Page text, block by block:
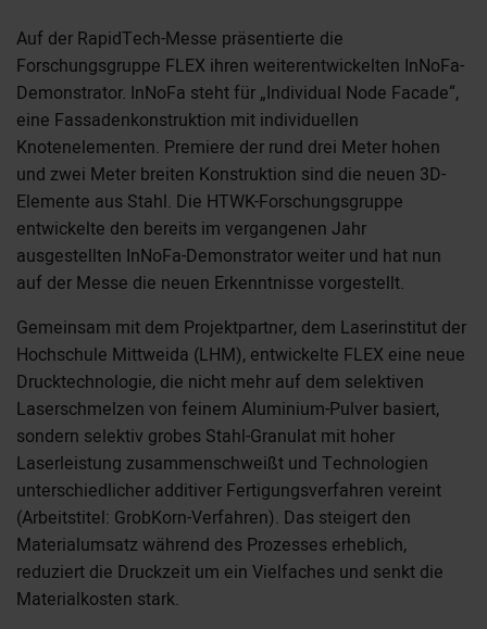
Auf der RapidTech-Messe präsentierte die
Forschungsgruppe FLEX ihren weiterentwickelten InNoFa-
Demonstrator. InNoFa steht für „Individual Node Facade“,
eine Fassadenkonstruktion mit individuellen
Knotenelementen. Premiere der rund drei Meter hohen
und zwei Meter breiten Konstruktion sind die neuen 3D-
Elemente aus Stahl. Die HTWK-Forschungsgruppe
entwickelte den bereits im vergangenen Jahr
ausgestellten InNoFa-Demonstrator weiter und hat nun
auf der Messe die neuen Erkenntnisse vorgestellt.
Gemeinsam mit dem Projektpartner, dem Laserinstitut der
Hochschule Mittweida (LHM), entwickelte FLEX eine neue
Drucktechnologie, die nicht mehr auf dem selektiven
Laserschmelzen von feinem Aluminium-Pulver basiert,
sondern selektiv grobes Stahl-Granulat mit hoher
Laserleistung zusammenschweißt und Technologien
unterschiedlicher additiver Fertigungsverfahren vereint
(Arbeitstitel: GrobKorn-Verfahren). Das steigert den
Materialumsatz während des Prozesses erheblich,
reduziert die Druckzeit um ein Vielfaches und senkt die
Materialkosten stark.